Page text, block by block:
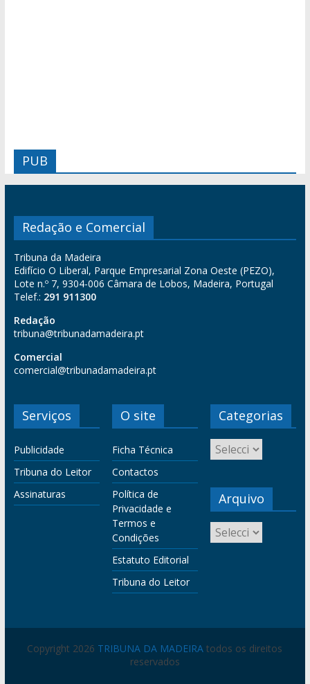
PUB
Redação e Comercial
Tribuna da Madeira
Edifício O Liberal, Parque Empresarial Zona Oeste (PEZO),
Lote n.º 7, 9304-006 Câmara de Lobos, Madeira, Portugal
Telef.: 291 911300
Redação
tribuna@tribunadamadeira.pt
Comercial
comercial@tribunadamadeira.pt
Serviços
Publicidade
Tribuna do Leitor
Assinaturas
O site
Ficha Técnica
Contactos
Política de
Privacidade e
Termos e
Condições
Estatuto Editorial
Tribuna do Leitor
Categorias
Arquivo
Copyright 2026 TRIBUNA DA MADEIRA todos os direitos
reservados